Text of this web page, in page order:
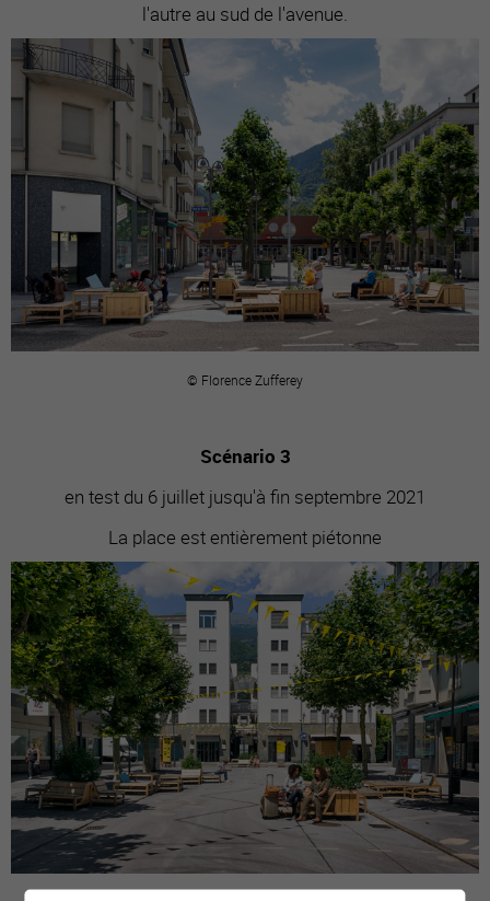
l'autre au sud de l'avenue.
© Florence Zufferey
Scénario 3
en test du 6 juillet jusqu'à fin septembre 2021
La place est entièrement piétonne